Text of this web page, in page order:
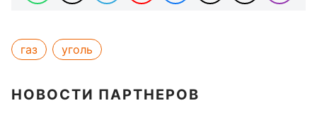
газ уголь
НОВОСТИ ПАРТНЕРОВ